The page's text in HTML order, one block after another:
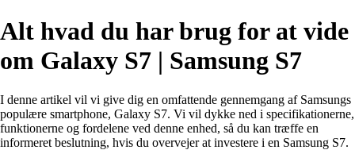
Alt hvad du har brug for at vide
om Galaxy S7 | Samsung S7
I denne artikel vil vi give dig en omfattende gennemgang af Samsungs
populære smartphone, Galaxy S7. Vi vil dykke ned i specifikationerne,
funktionerne og fordelene ved denne enhed, så du kan træffe en
informeret beslutning, hvis du overvejer at investere i en Samsung S7.